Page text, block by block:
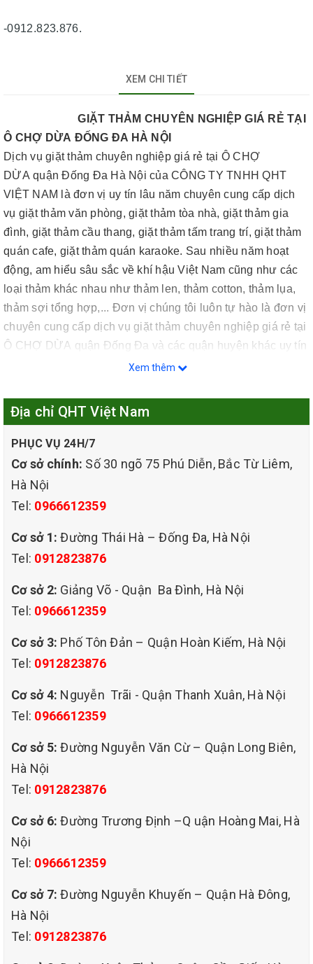
-0912.823.876.
XEM CHI TIẾT
GIẶT THẢM CHUYÊN NGHIỆP GIÁ RẺ TẠI
Ô CHỢ DỪA ĐỐNG ĐA HÀ NỘI
Dịch vụ giặt thảm chuyên nghiệp giá rẻ tại Ô CHỢ
DỪA quận Đống Đa Hà Nội của CÔNG TY TNHH QHT
VIỆT NAM là đơn vị uy tín lâu năm chuyên cung cấp dịch
vụ giặt thảm văn phòng, giặt thảm tòa nhà, giặt thảm gia
đình, giặt thảm cầu thang, giặt thảm tấm trang trí, giặt thảm
quán cafe, giặt thảm quán karaoke. Sau nhiều năm hoạt
động, am hiểu sâu sắc về khí hậu Việt Nam cũng như các
loại thảm khác nhau như thảm len, thảm cotton, thảm lụa,
thảm sợi tổng hợp,... Đơn vị chúng tôi luôn tự hào là đơn vị
chuyên cung cấp dịch vụ giặt thảm chuyên nghiệp giá rẻ tại
Ô CHỢ DỪA quận Đống Đa và các quận huyện khác uy tín
giặt thảm chuyên nghiệp
giá rẻ tại ô chợ dừa đống đa hà nội..
DỊCH VỤ GIẶT THẢM TẠI Ô CHỢ DỪA QUẬN ĐỐNG
QHT là đơn vị chuyên cung cấp dịch vụ giặt thảm,giặt thảm
trang trí,thảm văn phòng,giặt ghế văn phòng, giặt ghế
sofa,các loại nghế ,chăn ga gối đệm, rèm cửa...vv
Xem thêm
Địa chỉ QHT Việt Nam
PHỤC VỤ 24H/7
Cơ sở chính: Số 30 ngõ 75 Phú Diễn, Bắc Từ Liêm,
Hà Nội
Tel: 0966612359
Cơ sở 1: Đường Thái Hà – Đống Đa, Hà Nội
Tel: 0912823876
Cơ sở 2: Giảng Võ - Quận Ba Đình, Hà Nội
Tel: 0966612359
Cơ sở 3: Phố Tôn Đản – Quận Hoàn Kiếm, Hà Nội
Tel: 0912823876
Cơ sở 4: Nguyễn Trãi - Quận Thanh Xuân, Hà Nội
Tel: 0966612359
Cơ sở 5: Đường Nguyễn Văn Cừ – Quận Long Biên,
Hà Nội
Tel: 0912823876
Cơ sở 6: Đường Trương Định –Q uận Hoàng Mai, Hà
Nội
Tel: 0966612359
Cơ sở 7:Đường Nguyễn Khuyến – Quận Hà Đông,
Hà Nội
Tel: 0912823876